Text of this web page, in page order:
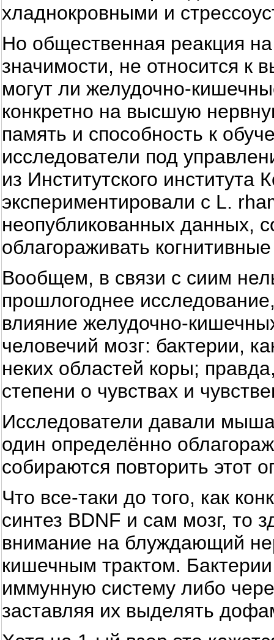
хладнокровными и
Но общественная реакция
значимости, не относится
могут ли желудочно-
конкретно на высшую
память и способность к
исследователи под
из Институтского
экспериментировали с L.
неопубликованных данных,
облагораживать
Вообщем, в связи с сиим
прошлогоднее
влияние желудочно-
человечий мозг: бактерии,
неких областей коры;
степени о чувствах и
Исследователи давали
один определённо
собираются повторить этот
Что все-таки до того, как
синтез BDNF и сам мозг, то
внимание на блуждающий
кишечным трактом.
иммунную систему либо
заставляя их выделять